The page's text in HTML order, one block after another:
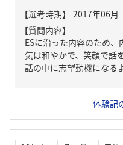
【質問内容】
ESに沿った内容のため
気は和やかで、笑顔で話
話の中に志望動機になる
体験記